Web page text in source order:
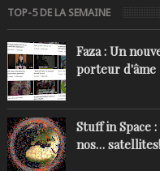
TOP-5 DE LA SEMAINE
Faza : Un
porteur d'âme
Stuff in Space
nos… satellites!